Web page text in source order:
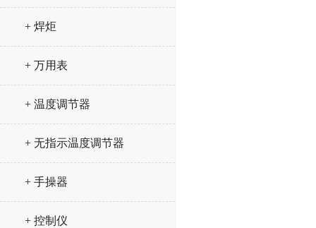
+ 焊炬
+ 万用表
+ 温度调节器
+ 无指示温度调节器
+ 手操器
+ 控制仪